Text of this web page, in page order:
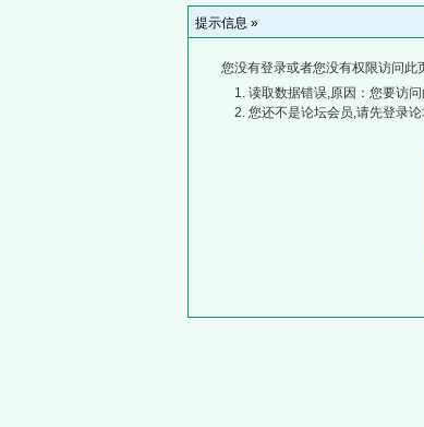
提示信息 »
您没有登录或者您没有权限访问此
读取数据错误,原因：您要访
您还不是论坛会员,请先登录